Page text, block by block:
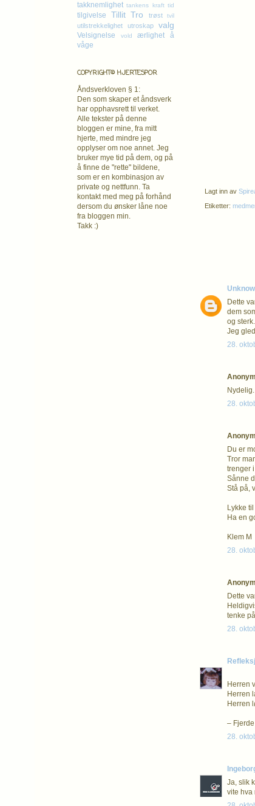
Lagt inn av
Etiketter:
Dette
dem
og
Jeg
28.
28.
Du er
Tror
trenger
Sånne
Stå på,
Lykke
Ha en
Klem M
28.
Dette
tenke
28.
Herren
Herren
Herren
–
28.
Ja, slik
vite hva
takknemlighet tankens kraft tid
tilgivelse Tillit Tro trøst tvil
utilstrekkelighet utroskap valg
Velsignelse vold ærlighet
å
våge
COPYRIGHT© HJERTESPOR
Åndsverkloven § 1:
Den som skaper et åndsverk
har opphavsretttil verket.
Alle tekster på denne
bloggen er mine, fra mitt
hjerte, med mindre jeg
opplyser om noe annet. Jeg
bruker mye tid på dem, og på
å finne de "rette" bildene,
som er en kombinasjon av
private og nettfunn. Ta
kontakt med meg på forhånd
dersom du ønsker låne noe
fra bloggen min.
Takk :)